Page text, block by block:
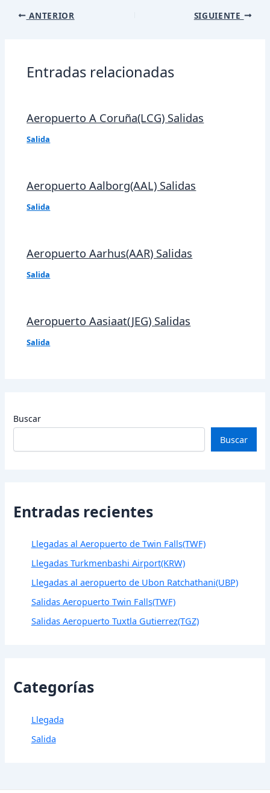
Navegación
ANTERIOR SIGUIENTE
Entradas relacionadas
Aeropuerto A Coruña(LCG) Salidas
Salida
Aeropuerto Aalborg(AAL) Salidas
Salida
Aeropuerto Aarhus(AAR) Salidas
Salida
Aeropuerto Aasiaat(JEG) Salidas
Salida
Buscar
Buscar
Entradas recientes
Llegadas al Aeropuerto de Twin Falls(TWF)
Llegadas Turkmenbashi Airport(KRW)
Llegadas al aeropuerto de Ubon Ratchathani(UBP)
Salidas Aeropuerto Twin Falls(TWF)
Salidas Aeropuerto Tuxtla Gutierrez(TGZ)
Categorías
Llegada
Salida